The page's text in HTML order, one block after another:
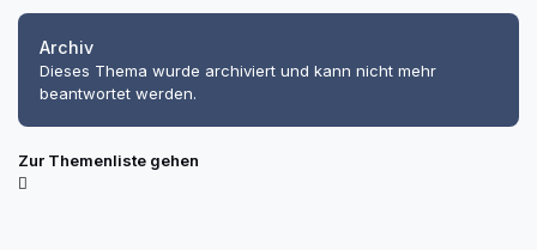
Archiv
Dieses Thema wurde archiviert und kann nicht mehr
beantwortet werden.
Zur Themenliste gehen